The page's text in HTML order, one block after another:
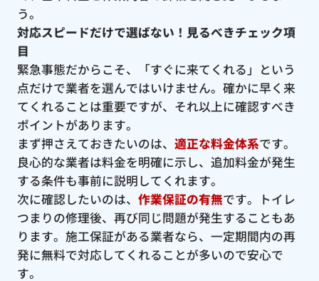
う。
対応スピードだけで選ばない！見るべきチェック項
目
緊急事態だからこそ、「すぐに来てくれる」という
点だけで業者を選んではいけません。確かに早く来
てくれることは重要ですが、それ以上に確認すべき
ポイントがあります。
まず押さえておきたいのは、 適正な料金体系です。
良心的な業者は料金を明確に示し、追加料金が発生
する条件も事前に説明してくれます。
次に確認したいのは、 作業保証の有無です。トイレ
つまりの修理後、再び同じ問題が発生することもあ
ります。施工保証がある業者なら、一定期間内の再
発に無料で対応してくれることが多いので安心で
す。